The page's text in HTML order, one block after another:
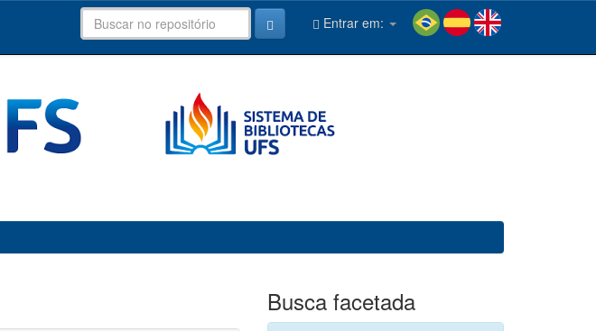
Entrar em:
Busca facetada